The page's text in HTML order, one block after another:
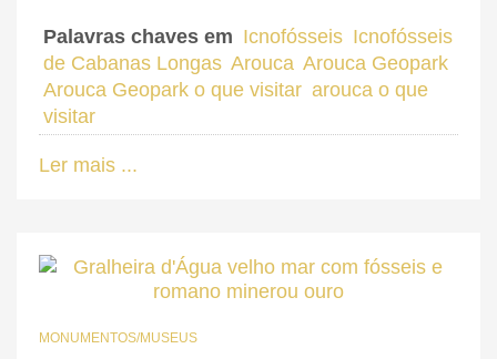
Palavras chaves em Icnofósseis Icnofósseis
de Cabanas Longas Arouca Arouca Geopark
Arouca Geopark o que visitar arouca o que
visitar
Ler mais ...
MONUMENTOS/MUSEUS